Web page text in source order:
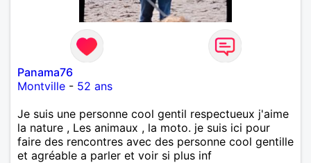
Panama76
Montville - 52 ans
Je suis une personne cool gentil respectueux j'aime
la nature , Les animaux , la moto. je suis ici pour
faire des rencontres avec des personne cool gentille
et agréable a parler et voir si plus inf